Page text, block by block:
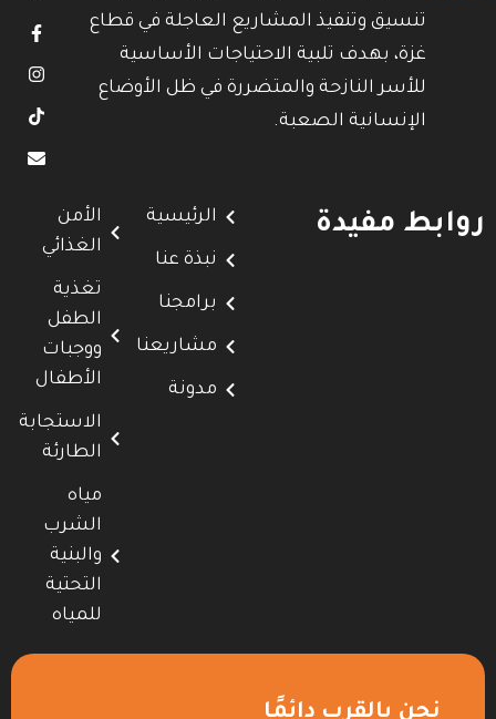
تنسيق وتنفيذ المشاريع العاجلة في قطاع
غزة، بهدف تلبية الاحتياجات الأساسية
للأسر النازحة والمتضررة في ظل الأوضاع
الإنسانية الصعبة.
روابط مفيدة الرئيسية
نبذة عنا
برامجنا
مشاريعنا
مدونة
الأمن
الغذائي
تغذية
الطفل
ووجبات
الأطفال
الاستجابة
الطارئة
مياه
الشرب
والبنية
التحتية
للمياه
نحن بالقرب دائمًا